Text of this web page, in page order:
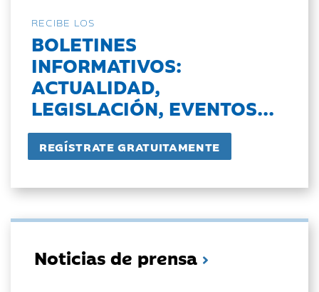
RECIBE LOS
BOLETINES
INFORMATIVOS:
ACTUALIDAD,
LEGISLACIÓN, EVENTOS...
Noticias de prensa